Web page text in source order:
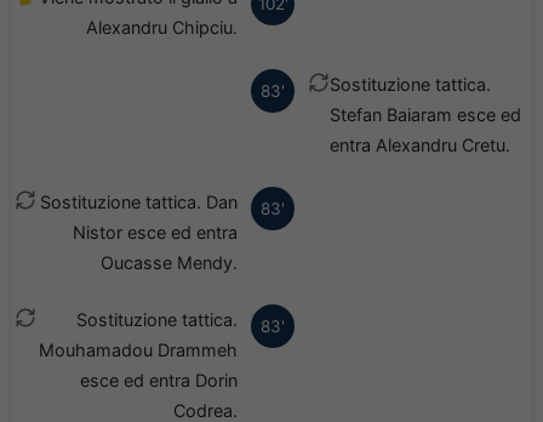
Alexandru Chipciu.
83'
Sostituzione tattica.
Stefan Baiaram esce ed
entra Alexandru Cretu.
83'
Sostituzione tattica. Dan
Nistor esce ed entra
Oucasse Mendy.
83'
Sostituzione tattica.
Mouhamadou Drammeh
esce ed entra Dorin
Codrea.